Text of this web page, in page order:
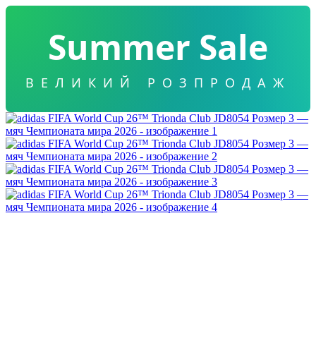
Summer Sale
ВЕЛИКИЙ РОЗПРОДАЖ